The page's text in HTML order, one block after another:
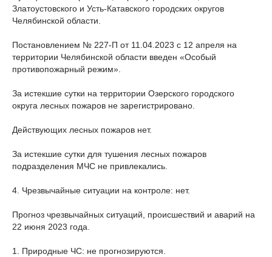
Златоустовского и Усть-Катавского городских округов
Челябинской области.
Постановлением № 227-П от 11.04.2023 с 12 апреля на
территории Челябинской области введен «Особый
противопожарный режим».
За истекшие сутки на территории Озерского городского
округа лесных пожаров не зарегистрировано.
Действующих лесных пожаров нет.
За истекшие сутки для тушения лесных пожаров
подразделения МЧС не привлекались.
4. Чрезвычайные ситуации на контроле: нет.
Прогноз чрезвычайных ситуаций, происшествий и аварий на
22 июня 2023 года.
1. Природные ЧС: не прогнозируются.